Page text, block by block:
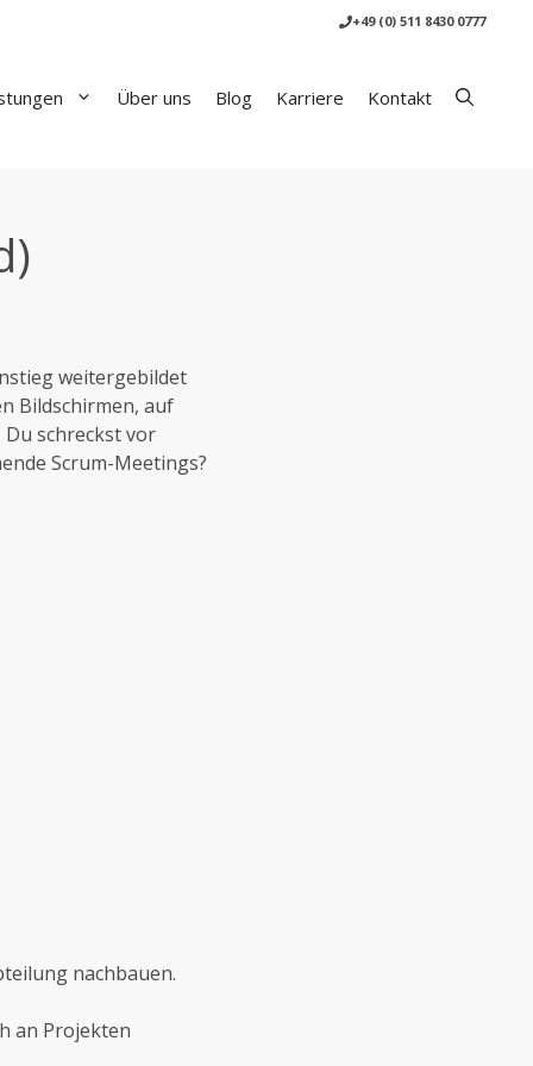
+49 (0) 511 8430 0777
Über uns Blog Karriere Kontakt
weitergebildet
Bildschirmen, auf
schreckst vor
Scrum-Meetings?
nachbauen.
an Projekten